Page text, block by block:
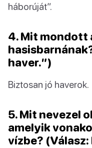
háborúját”.
4. Mit mondott
haver.”)
Biztosan jó haverok.
5. Mit nevezel
amelyik
vízbe? (Válasz: